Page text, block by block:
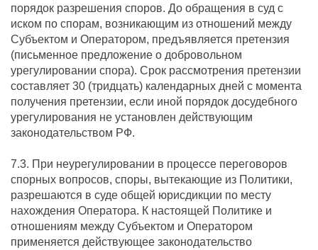
порядок разрешения споров. До обращения в суд с
иском по спорам, возникающим из отношений между
Субъектом и Оператором, предъявляется претензия
(письменное предложение о добровольном
урегулировании спора). Срок рассмотрения претензии
составляет 30 (тридцать) календарных дней с момента
получения претензии, если иной порядок досудебного
урегулирования не установлен действующим
законодательством РФ.
7.3. При неурегулировании в процессе переговоров
спорных вопросов, споры, вытекающие из Политики,
разрешаются в суде общей юрисдикции по месту
нахождения Оператора. К настоящей Политике и
отношениям между Субъектом и Оператором
применяется действующее законодательство